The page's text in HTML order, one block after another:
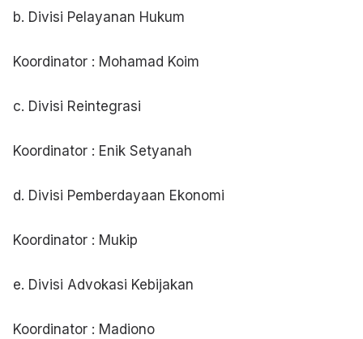
b. Divisi Pelayanan Hukum
Koordinator : Mohamad Koim
c. Divisi Reintegrasi
Koordinator : Enik Setyanah
d. Divisi Pemberdayaan Ekonomi
Koordinator : Mukip
e. Divisi Advokasi Kebijakan
Koordinator : Madiono